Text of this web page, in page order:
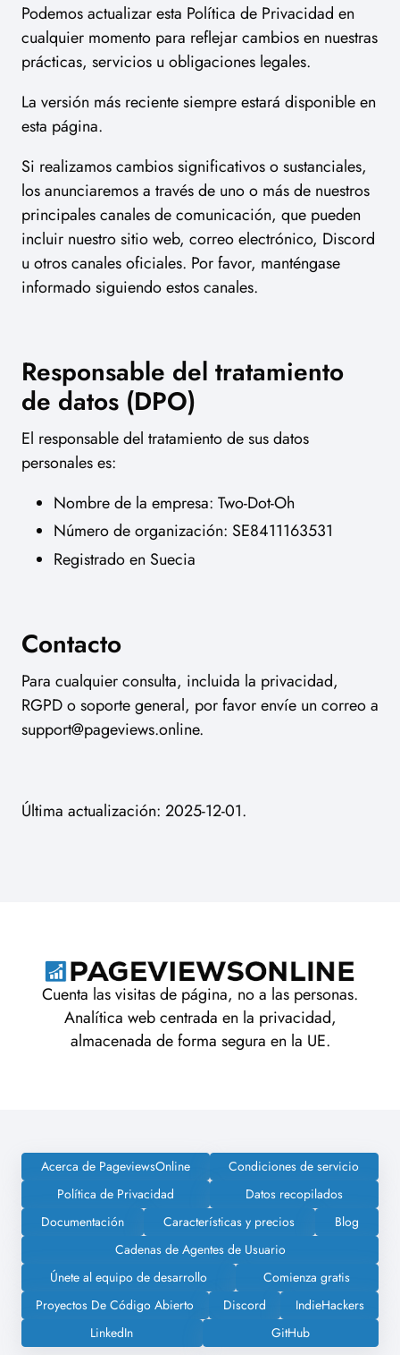
Podemos actualizar esta Política de Privacidad en
cualquier momento para reflejar cambios en nuestras
prácticas, servicios u obligaciones legales.
La versión más reciente siempre estará disponible en
esta página.
Si realizamos cambios significativos o sustanciales,
los anunciaremos a través de uno o más de nuestros
principales canales de comunicación, que pueden
incluir nuestro sitio web, correo electrónico, Discord
u otros canales oficiales. Por favor, manténgase
informado siguiendo estos canales.
Responsable del tratamiento
de datos (DPO)
El responsable del tratamiento de sus datos
personales es:
Nombre de la empresa: Two-Dot-Oh
Número de organización: SE8411163531
Registrado en Suecia
Contacto
Para cualquier consulta, incluida la privacidad,
RGPD o soporte general, por favor envíe un correo a
support@pageviews.online.
Última actualización: 2025-12-01.
Cuenta las visitas de página, no a las personas.
Analítica web centrada en la privacidad,
almacenada de forma segura en la UE.
Acerca de PageviewsOnline
Condiciones de servicio
Política de Privacidad
Datos recopilados
Documentación
Características y precios
Blog
Cadenas de Agentes de Usuario
Únete al equipo de desarrollo
Comienza gratis
Proyectos De Código Abierto
Discord
IndieHackers
LinkedIn
GitHub